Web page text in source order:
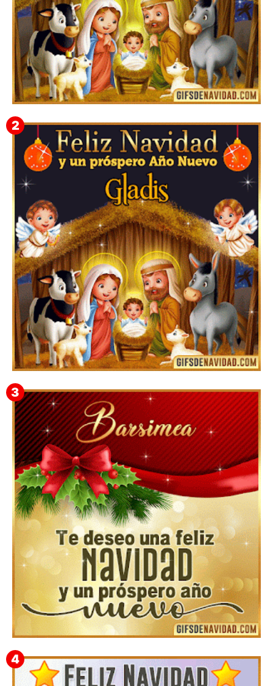
Feliz Navidad y próspero Año Nuevo Edmunda
Feliz Navidad y próspero Año Nuevo Gladis